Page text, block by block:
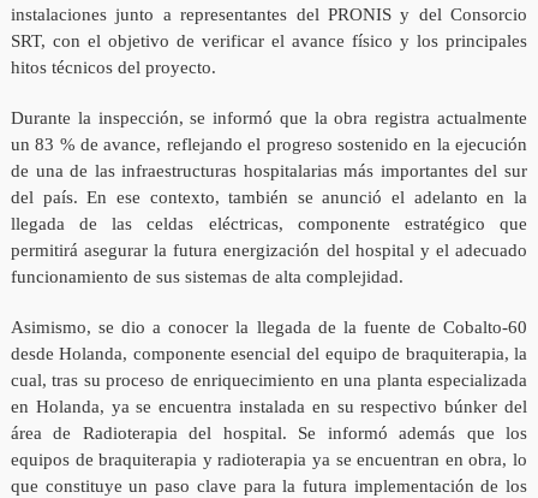
instalaciones junto a representantes del PRONIS y del Consorcio
SRT, con el objetivo de verificar el avance físico y los principales
hitos técnicos del proyecto.
Durante la inspección, se informó que la obra registra actualmente
un 83 % de avance, reflejando el progreso sostenido en la ejecución
de una de las infraestructuras hospitalarias más importantes del sur
del país. En ese contexto, también se anunció el adelanto en la
llegada de las celdas eléctricas, componente estratégico que
permitirá asegurar la futura energización del hospital y el adecuado
funcionamiento de sus sistemas de alta complejidad.
Asimismo, se dio a conocer la llegada de la fuente de Cobalto-60
desde Holanda, componente esencial del equipo de braquiterapia, la
cual, tras su proceso de enriquecimiento en una planta especializada
en Holanda, ya se encuentra instalada en su respectivo búnker del
área de Radioterapia del hospital. Se informó además que los
equipos de braquiterapia y radioterapia ya se encuentran en obra, lo
que constituye un paso clave para la futura implementación de los